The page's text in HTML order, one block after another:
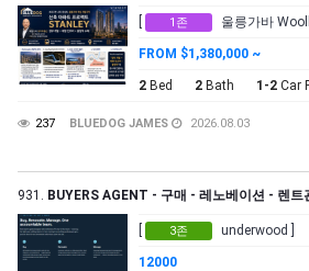
1존 울릉가바
FROM $1,380,000 ~
2 Bed 2 Bath 1-2 Car
237 BLUEDOG JAMES 2026.08.03
931. BUYERS AGENT - 구매 - 레노베이션 - 렌
3존 underwood ]
12000